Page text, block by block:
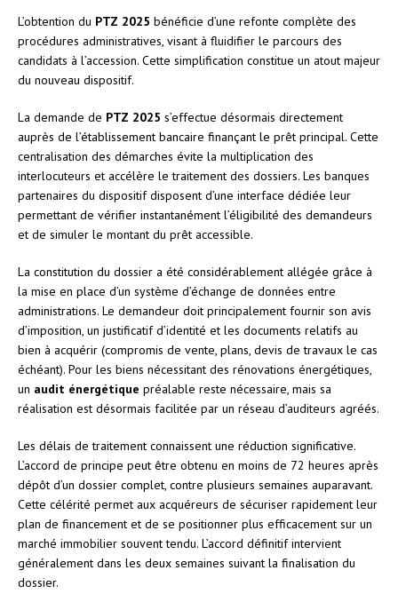
L’obtention du PTZ 2025 bénéficie d’une refonte complète des
procédures administratives, visant à fluidifier le parcours des
candidats à l’accession. Cette simplification constitue un atout majeur
du nouveau dispositif.
La demande de PTZ 2025 s’effectue désormais directement
auprès de l’établissement bancaire finançant le prêt principal. Cette
centralisation des démarches évite la multiplication des
interlocuteurs et accélère le traitement des dossiers. Les banques
partenaires du dispositif disposent d’une interface dédiée leur
permettant de vérifier instantanément l’éligibilité des demandeurs
et de simuler le montant du prêt accessible.
La constitution du dossier a été considérablement allégée grâce à
la mise en place d’un système d’échange de données entre
administrations. Le demandeur doit principalement fournir son avis
d’imposition, un justificatif d’identité et les documents relatifs au
bien à acquérir (compromis de vente, plans, devis de travaux le cas
échéant). Pour les biens nécessitant des rénovations énergétiques,
un audit énergétique préalable reste nécessaire, mais sa
réalisation est désormais facilitée par un réseau d’auditeurs agréés.
Les délais de traitement connaissent une réduction significative.
L’accord de principe peut être obtenu en moins de 72 heures après
dépôt d’un dossier complet, contre plusieurs semaines auparavant.
Cette célérité permet aux acquéreurs de sécuriser rapidement leur
plan de financement et de se positionner plus efficacement sur un
marché immobilier souvent tendu. L’accord définitif intervient
généralement dans les deux semaines suivant la finalisation du
dossier.